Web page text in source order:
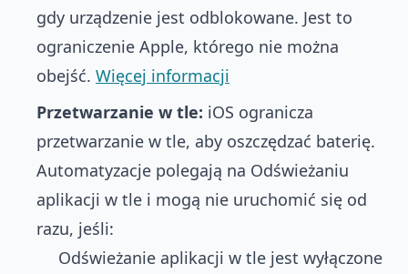
gdy urządzenie jest odblokowane. Jest to
ograniczenie Apple, którego nie można
obejść. Więcej informacji
Przetwarzanie w tle: iOS ogranicza
przetwarzanie w tle, aby oszczędzać baterię.
Automatyzacje polegają na Odświeżaniu
aplikacji w tle i mogą nie uruchomić się od
razu, jeśli:
Odświeżanie aplikacji w tle jest wyłączone